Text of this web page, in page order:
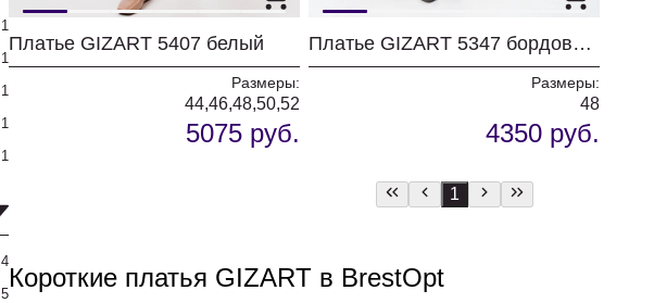
1
1
1
1
1
4
5
Платье GIZART 5407 белый
Размеры:
44,46,48,50,52
5075 руб.
Платье GIZART 5347 бордовый+ кактус
Размеры:
48
4350 руб.
1
Короткие платья GIZART в BrestOpt